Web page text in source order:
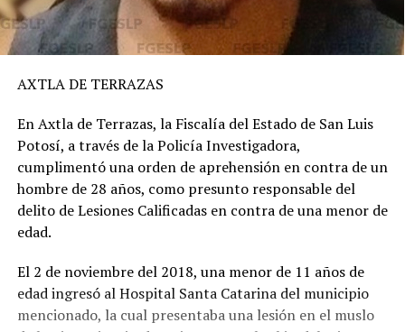
AXTLA DE TERRAZAS
En Axtla de Terrazas, la Fiscalía del Estado de San Luis
Potosí, a través de la Policía Investigadora,
cumplimentó una orden de aprehensión en contra de un
hombre de 28 años, como presunto responsable del
delito de Lesiones Calificadas en contra de una menor de
edad.
El 2 de noviembre del 2018, una menor de 11 años de
edad ingresó al Hospital Santa Catarina del municipio
mencionado, la cual presentaba una lesión en el muslo